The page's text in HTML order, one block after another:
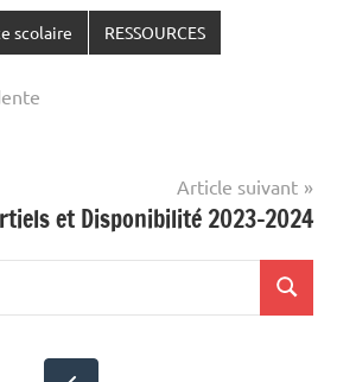
scolaire RESSOURCES
Article suivant
et Disponibilité 2023-2024